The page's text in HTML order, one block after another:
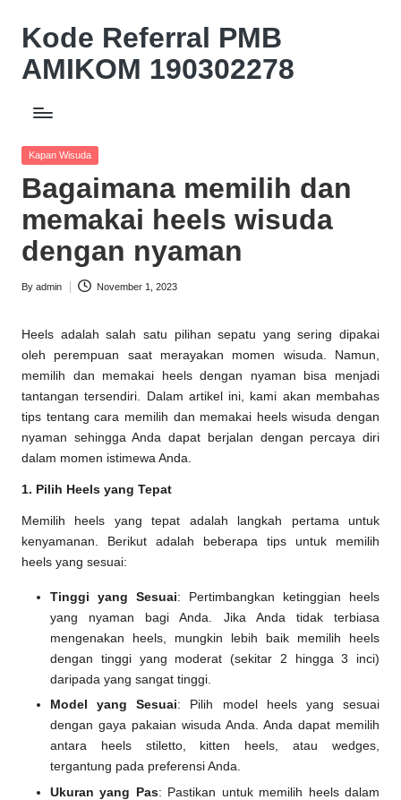
content
Kode Referral PMB
AMIKOM 190302278
Relasi
Potongan
UKT
10%
Posted
Kapan Wisuda
Bagaimana memilih dan
memakai heels wisuda
dengan nyaman
Posted
By admin November 1, 2023
Heels adalah salah satu pilihan sepatu yang sering dipakai
oleh perempuan saat merayakan momen wisuda. Namun,
memilih dan memakai heels dengan nyaman bisa menjadi
tantangan tersendiri. Dalam artikel ini, kami akan membahas
tips tentang cara memilih dan memakai heels wisuda dengan
nyaman sehingga Anda dapat berjalan dengan percaya diri
dalam momen istimewa Anda.
1. Pilih Heels yang Tepat
Memilih heels yang tepat adalah langkah pertama untuk
kenyamanan. Berikut adalah beberapa tips untuk memilih
heels yang sesuai:
Tinggi yang Sesuai: Pertimbangkan ketinggian heels
yang nyaman bagi Anda. Jika Anda tidak terbiasa
mengenakan heels, mungkin lebih baik memilih heels
dengan tinggi yang moderat (sekitar 2 hingga 3 inci)
daripada yang sangat tinggi.
Model yang Sesuai: Pilih model heels yang sesuai
dengan gaya pakaian wisuda Anda. Anda dapat memilih
antara heels stiletto, kitten heels, atau wedges,
tergantung pada preferensi Anda.
Ukuran yang Pas: Pastikan untuk memilih heels dalam